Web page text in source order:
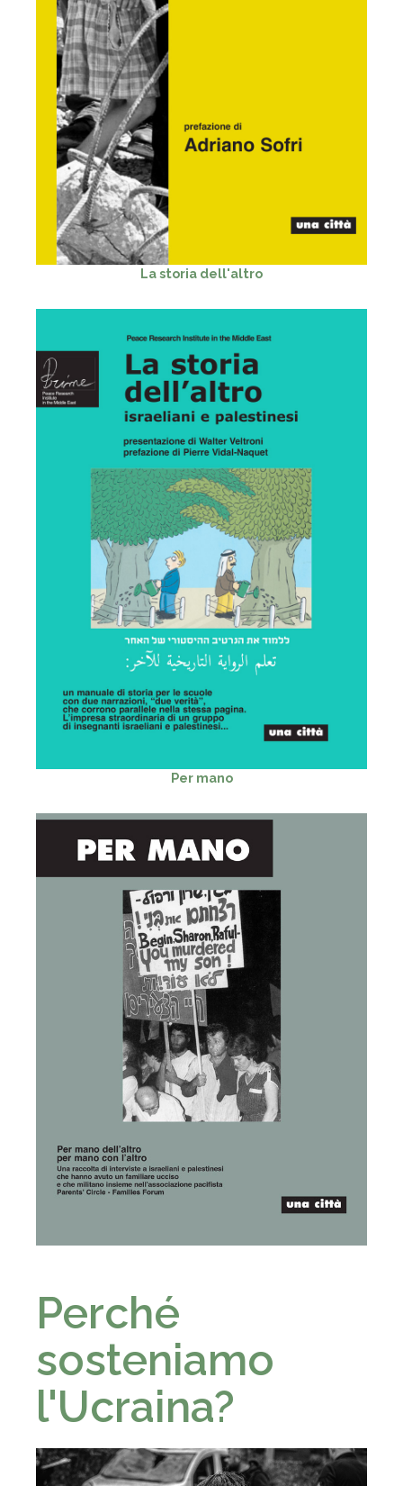
La storia dell'altro
Per mano
Perché
sosteniamo
l'Ucraina?